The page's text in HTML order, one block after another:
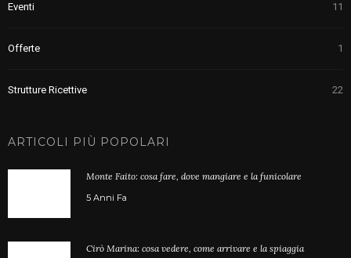
Eventi 11
Offerte 1
Strutture Ricettive 22
ARTICOLI PIÙ POPOLARI
Monte Faito: cosa fare, dove mangiare e la funicolare
5 Anni Fa
Cirò Marina: cosa vedere, come arrivare e la spiaggia